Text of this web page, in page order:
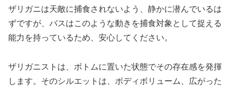
ザリガニは天敵に捕食されないよう、静かに潜んでいるは
ずですが、バスはこのような動きを捕食対象として捉える
能力を持っているため、安心してください。
ザリガニストは、ボトムに置いた状態でその存在感を発揮
します。そのシルエットは、ボディボリューム、広がった